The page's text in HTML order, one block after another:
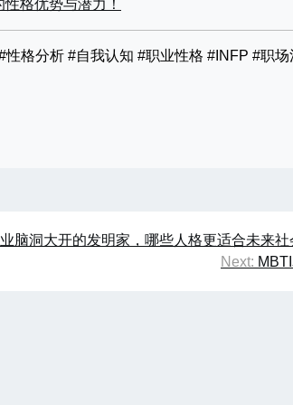
格优势与潜力！
性格分析 #自我认知 #职业性格 #INFP #职
脑洞大开的发明家，哪些人格更适合未来社
Next: